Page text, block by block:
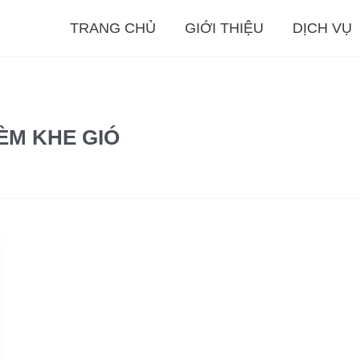
TRANG CHỦ GIỚI THIỆU DỊCH VỤ
KHE GIÓ